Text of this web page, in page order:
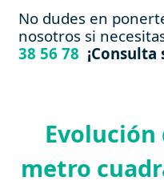
No dudes en
nosotros si
38 56 78
Evolución
metro